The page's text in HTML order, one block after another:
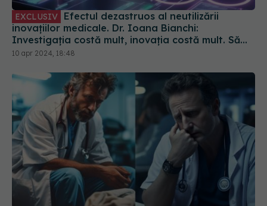
EXCLUSIV
inovațiilor medicale. Dr. Ioana Bianchi:
Investigația costă mult, inovația costă mult. Să
vedem cât costă neplicarea acestora
10 apr 2024, 18:48